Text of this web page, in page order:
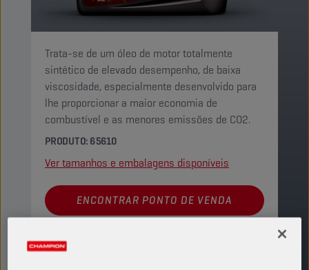
Trata-se de um óleo de motor totalmente
sintético de elevado desempenho, de baixa
viscosidade, especialmente desenvolvido para
lhe proporcionar a maior economia de
combustível e as menores emissões de CO2.
PRODUTO: 65610
Ver tamanhos e embalagens disponíveis
ENCONTRAR PONTO DE VENDA